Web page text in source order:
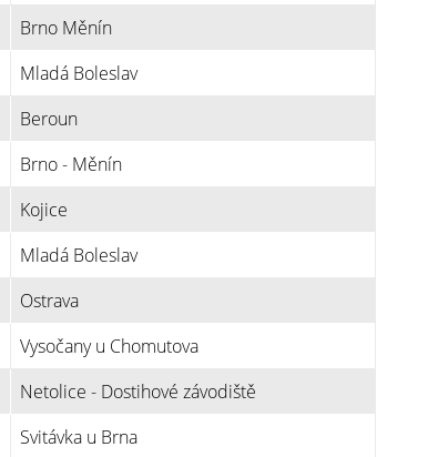
Brno Měnín
Mladá Boleslav
Beroun
Brno - Měnín
Kojice
Mladá Boleslav
Ostrava
Vysočany u Chomutova
Netolice - Dostihové závodiště
Svitávka u Brna